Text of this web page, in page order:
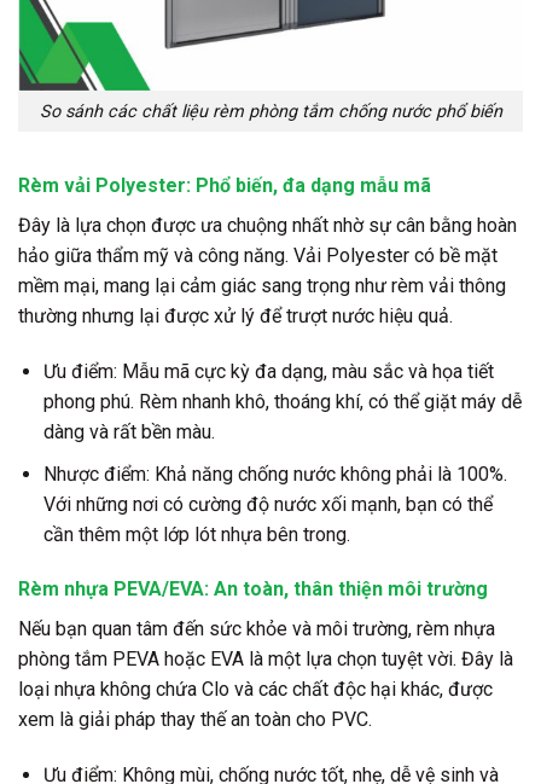
So sánh các chất liệu rèm phòng tắm chống nước phổ biến
Rèm vải Polyester: Phổ biến, đa dạng mẫu mã
Đây là lựa chọn được ưa chuộng nhất nhờ sự cân bằng hoàn
hảo giữa thẩm mỹ và công năng. Vải Polyester có bề mặt
mềm mại, mang lại cảm giác sang trọng như rèm vải thông
thường nhưng lại được xử lý để trượt nước hiệu quả.
Ưu điểm: Mẫu mã cực kỳ đa dạng, màu sắc và họa tiết
phong phú. Rèm nhanh khô, thoáng khí, có thể giặt máy dễ
dàng và rất bền màu.
Nhược điểm: Khả năng chống nước không phải là 100%.
Với những nơi có cường độ nước xối mạnh, bạn có thể
cần thêm một lớp lót nhựa bên trong.
Rèm nhựa PEVA/EVA: An toàn, thân thiện môi trường
Nếu bạn quan tâm đến sức khỏe và môi trường, rèm nhựa
phòng tắm PEVA hoặc EVA là một lựa chọn tuyệt vời. Đây là
loại nhựa không chứa Clo và các chất độc hại khác, được
xem là giải pháp thay thế an toàn cho PVC.
Ưu điểm: Không mùi, chống nước tốt, nhẹ, dễ vệ sinh và